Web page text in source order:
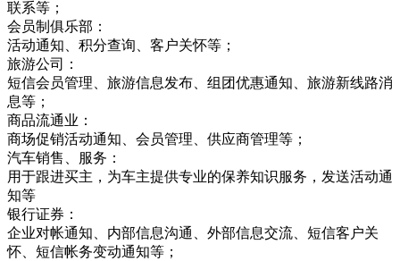
联系等；
会员制俱乐部：
活动通知、积分查询、客户关怀等；
旅游公司：
短信会员管理、旅游信息发布、组团优惠通知、旅游新线路消
息等；
商品流通业：
商场促销活动通知、会员管理、供应商管理等；
汽车销售、服务：
用于跟进买主，为车主提供专业的保养知识服务，发送活动通
知等
银行证券：
企业对帐通知、内部信息沟通、外部信息交流、短信客户关
怀、短信帐务变动通知等；